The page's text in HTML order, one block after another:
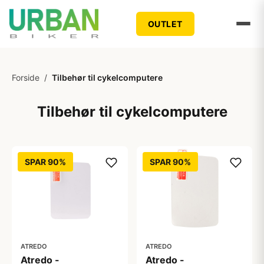
OUTLET
Forside / Tilbehør til cykelcomputere
Tilbehør til cykelcomputere
SPAR 90%
ATREDO
Atredo -
SPAR 90%
ATREDO
Atredo -